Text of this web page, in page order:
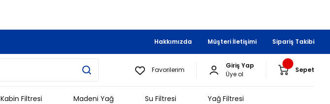
Hakkımızda Müşteri İletişimi Sipariş Takibi
Favorilerim
Giriş Yap
Üye ol
Sepet
Kabin Filtresi Madeni Yağ Su Filtresi Yağ Filtresi